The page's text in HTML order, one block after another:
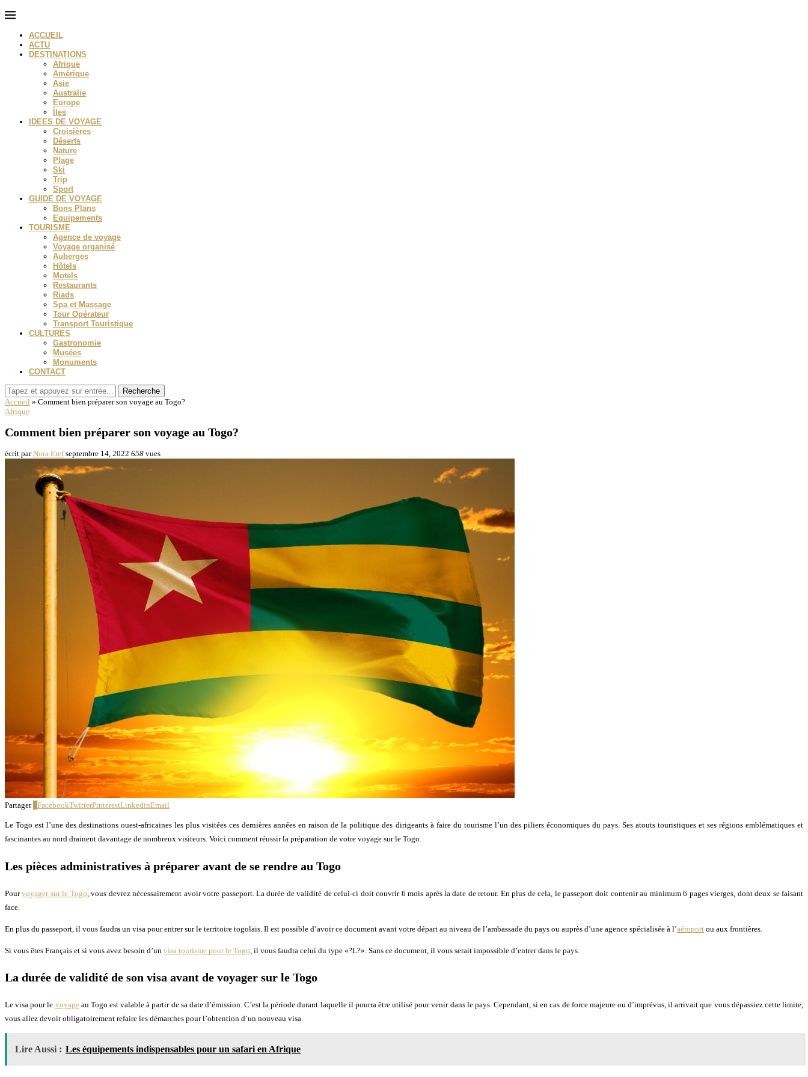
ACCUEIL
ACTU
DESTINATIONS
Afrique
Amérique
Asie
Australie
Europe
Îles
IDEES DE VOYAGE
Croisières
Déserts
Nature
Plage
Ski
Trip
Sport
GUIDE DE VOYAGE
Bons Plans
Equipements
TOURISME
Agence de voyage
Voyage organisé
Auberges
Hôtels
Motels
Restaurants
Riads
Spa et Massage
Tour Opérateur
Transport Touristique
CULTURES
Gastronomie
Musées
Monuments
CONTACT
Recherche
Accueil » Comment bien préparer son voyage au Togo?
Afrique
Comment bien préparer son voyage au Togo?
écrit parNora Eref septembre 14, 2022 658 vues
Partager FacebookTwitterPinterestLinkedinEmail
Le Togo est l’une des destinations ouest-africaines les plus visitées ces dernières années en raison de la politique des dirigeants à faire du tourisme l’un des piliers économiques du pays. Ses atouts touristiques et ses régions emblématiques et
fascinantes au nord drainent davantage de nombreux visiteurs. Voici comment réussir la préparation de votre voyage sur le Togo.
Les pièces administratives à préparer avant de se rendre au Togo
Pourvoyager sur le Togo , vous devrez nécessairement avoir votre passeport. La durée de validité de celui-ci doit couvrir 6 mois après la date de retour. En plus de cela, le passeport doit contenir au minimum 6 pages vierges, dont deux se faisant
face.
En plus du passeport, il vous faudra un visa pour entrer sur le territoire togolais. Il est possible d’avoir ce document avant votre départ au niveau de l’ambassade du pays ou auprès d’une agence spécialisée à l’aéroport ou aux frontières.
Si vous êtes Français et si vous avez besoin d’un visa tourisme pour le Togo , il vous faudra celui du type «?L?». Sans ce document, il vous serait impossible d’entrer dans le pays.
La durée de validité de son visa avant de voyager sur le Togo
Le visa pour le voyageau Togo est valable à partir de sa date d’émission. C’est la période durant laquelle il pourra être utilisé pour venir dans le pays. Cependant, si en cas de force majeure ou d’imprévus, il arrivait que vous dépassiez cette limite,
vous allez devoir obligatoirement refaire les démarches pour l’obtention d’un nouveau visa.
Lire Aussi : Les équipements indispensables pour un safari en Afrique